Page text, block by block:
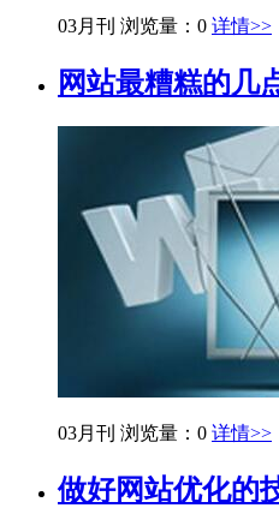
03月刊 浏览量：0 详情>>
网站最糟糕的几
03月刊 浏览量：0 详情>>
做好网站优化的